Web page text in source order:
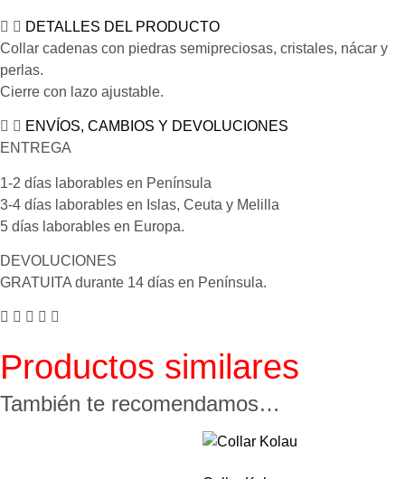
DETALLES DEL PRODUCTO
Collar cadenas con piedras semipreciosas, cristales, nácar y
perlas.
Cierre con lazo ajustable.
ENVÍOS, CAMBIOS Y DEVOLUCIONES
ENTREGA
1-2 días laborables en Península
3-4 días laborables en Islas, Ceuta y Melilla
5 días laborables en Europa.
DEVOLUCIONES
GRATUITA durante 14 días en Península.
Productos similares
También te recomendamos…